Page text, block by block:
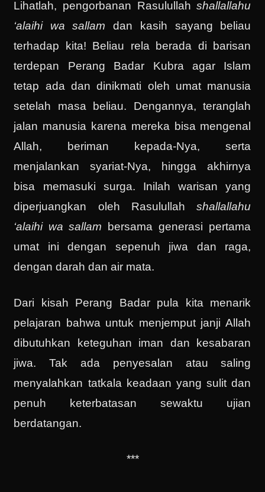
Lihatlah, pengorbanan Rasulullahshallallahu
‘alaihi wa sallam dan kasih sayang beliau
terhadap kita! Beliau rela berada di barisan
terdepan Perang Badar Kubra agar Islam
tetap ada dan dinikmati oleh umat manusia
setelah masa beliau. Dengannya, teranglah
jalan manusia karena mereka bisa mengenal
Allah, beriman kepada-Nya, serta
menjalankan syariat-Nya, hingga akhirnya
bisa memasuki surga. Inilah warisan yang
diperjuangkan oleh Rasulullahshallallahu
‘alaihi wa sallam bersama generasi pertama
umat ini dengan sepenuh jiwa dan raga,
dengan darah dan air mata.
Dari kisah Perang Badar pula kita menarik
pelajaran bahwa untuk menjemput janji Allah
dibutuhkan keteguhan iman dan kesabaran
jiwa. Tak ada penyesalan atau saling
menyalahkan tatkala keadaan yang sulit dan
penuh keterbatasan sewaktu ujian
berdatangan.
***